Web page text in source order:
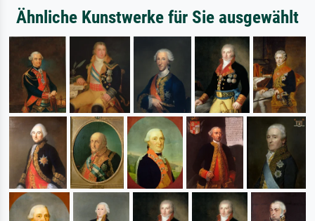
Ähnliche Kunstwerke für Sie ausgewählt